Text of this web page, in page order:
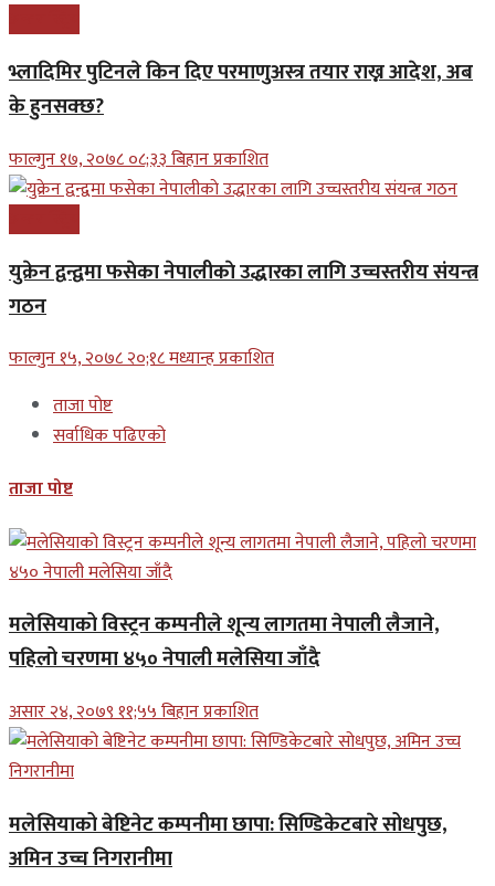
भ्लादिमिर पुटिनले किन दिए परमाणुअस्त्र तयार राख्न आदेश, अब
के हुनसक्छ?
फाल्गुन १७, २०७८ ०८;३३ बिहान प्रकाशित
युक्रेन द्वन्द्वमा फसेका नेपालीकाे उद्धारका लागि उच्चस्तरीय संयन्त्र
गठन
फाल्गुन १५, २०७८ २०;१८ मध्यान्ह प्रकाशित
ताजा पोष्ट
सर्वाधिक पढिएको
ताजा पोष्ट
मलेसियाको विस्ट्रन कम्पनीले शून्य लागतमा नेपाली लैजाने,
पहिलो चरणमा ४५० नेपाली मलेसिया जाँदै
असार २४, २०७९ ११;५५ बिहान प्रकाशित
मलेसियाको बेष्टिनेट कम्पनीमा छापा: सिण्डिकेटबारे सोधपुछ,
अमिन उच्च निगरानीमा